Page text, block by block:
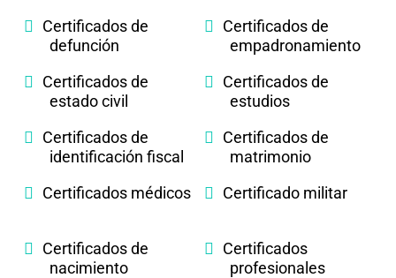
Certificados de
defunción
Certificados de
empadronamiento
Certificados de
estado civil
Certificados de
estudios
Certificados de
identificación fiscal
Certificados de
matrimonio
Certificados médicos
Certificado militar
Certificados de
nacimiento
Certificados
profesionales